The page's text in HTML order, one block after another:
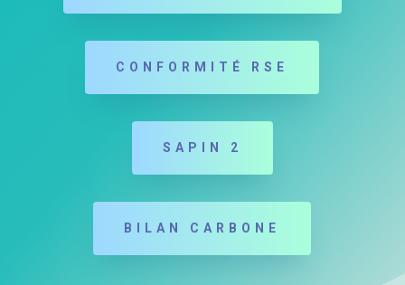
CONFORMITÉ RSE
SAPIN 2
BILAN CARBONE